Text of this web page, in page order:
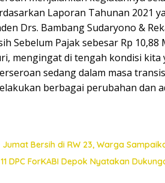
Laporan Tahunan 2021
Drs. Bambang Sudaryono &
Sebelum Pajak sebesar Rp
mengingat di tengah kondisi kita
sedang dalam masa
berbagai perubahan dan
Bersih di RW 23, Warga
DPC ForKABI Depok Nyatakan